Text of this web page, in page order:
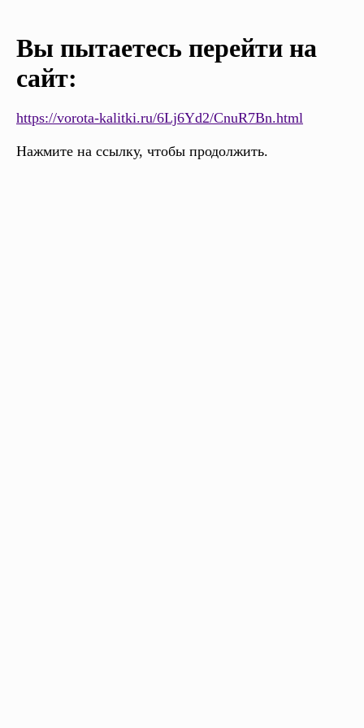
Вы пытаетесь перейти на
сайт:
https://vorota-kalitki.ru/6Lj6Yd2/CnuR7Bn.html
Нажмите на ссылку, чтобы продолжить.